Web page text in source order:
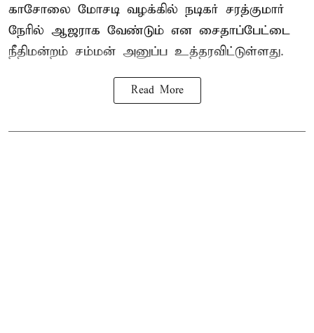
காசோலை மோசடி வழக்கில் நடிகர் சரத்குமார்
நேரில் ஆஜராக வேண்டும் என சைதாப்பேட்டை
நீதிமன்றம் சம்மன் அனுப்ப உத்தரவிட்டுள்ளது.
Read More